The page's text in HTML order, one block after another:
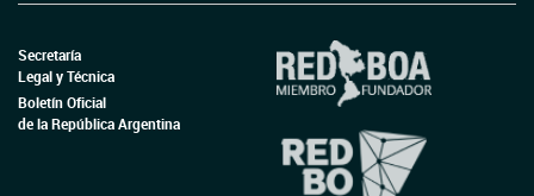
Secretaría
Legal y Técnica
Boletín Oficial
de la República Argentina